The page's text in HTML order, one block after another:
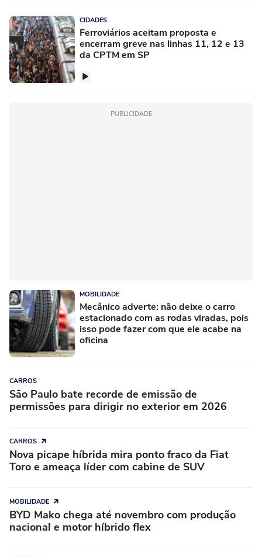
CIDADES
Ferroviários aceitam proposta e
encerram greve nas linhas 11, 12 e 13
da CPTM em SP
PUBLICIDADE
MOBILIDADE
Mecânico adverte: não deixe o carro
estacionado com as rodas viradas, pois
isso pode fazer com que ele acabe na
oficina
CARROS
São Paulo bate recorde de emissão de
permissões para dirigir no exterior em 2026
CARROS
Nova picape híbrida mira ponto fraco da Fiat
Toro e ameaça líder com cabine de SUV
MOBILIDADE
BYD Mako chega até novembro com produção
nacional e motor híbrido flex